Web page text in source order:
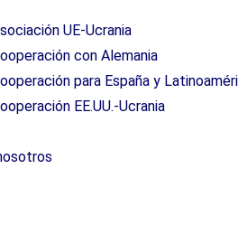
UE-Ucrania
con Alemania
para España y
EE.UU.-Ucrania